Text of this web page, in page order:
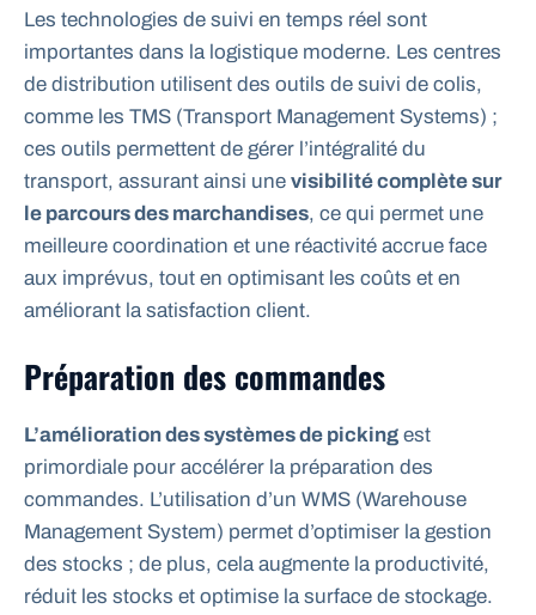
Les technologies de suivi en temps réel sont
importantes dans la logistique moderne. Les centres
de distribution utilisent des outils de suivi de colis,
comme les TMS (Transport Management Systems) ;
ces outils permettent de gérer l’intégralité du
transport, assurant ainsi une visibilité complète sur
le parcours des marchandises, ce qui permet une
meilleure coordination et une réactivité accrue face
aux imprévus, tout en optimisant les coûts et en
améliorant la satisfaction client.
Préparation des commandes
L’amélioration des systèmes de picking est
primordiale pour accélérer la préparation des
commandes. L’utilisation d’un WMS (Warehouse
Management System) permet d’optimiser la gestion
des stocks ; de plus, cela augmente la productivité,
réduit les stocks et optimise la surface de stockage.